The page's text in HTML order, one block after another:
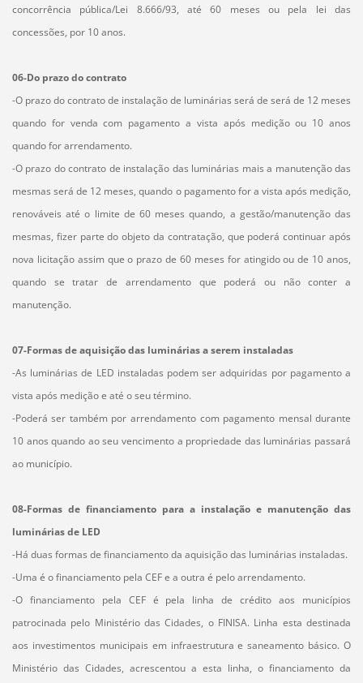
concorrência pública/Lei 8.666/93, até 60 meses ou pela lei das
concessões, por 10 anos.
06-Do prazo do contrato
-O prazo do contrato de instalação de luminárias será de será de 12 meses
quando for venda com pagamento a vista após medição ou 10 anos
quando for arrendamento.
-O prazo do contrato de instalação das luminárias mais a manutenção das
mesmas será de 12 meses, quando o pagamento for a vista após medição,
renováveis até o limite de 60 meses quando, a gestão/manutenção das
mesmas, fizer parte do objeto da contratação, que poderá continuar após
nova licitação assim que o prazo de 60 meses for atingido ou de 10 anos,
quando se tratar de arrendamento que poderá ou não conter a
manutenção.
07-Formas de aquisição das luminárias a serem instaladas
-As luminárias de LED instaladas podem ser adquiridas por pagamento a
vista após medição e até o seu término.
-Poderá ser também por arrendamento com pagamento mensal durante
10 anos quando ao seu vencimento a propriedade das luminárias passará
ao município.
08-Formas de financiamento para a instalação e manutenção das
luminárias de LED
-Há duas formas de financiamento da aquisição das luminárias instaladas.
-Uma é o financiamento pela CEF e a outra é pelo arrendamento.
-O financiamento pela CEF é pela linha de crédito aos municípios
patrocinada pelo Ministério das Cidades, o FINISA. Linha esta destinada
aos investimentos municipais em infraestrutura e saneamento básico. O
Ministério das Cidades, acrescentou a esta linha, o financiamento da